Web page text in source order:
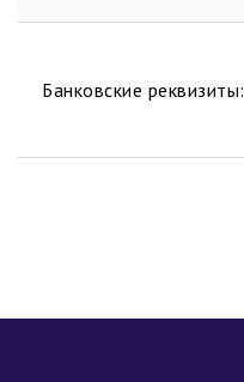
Банковские реквизиты: